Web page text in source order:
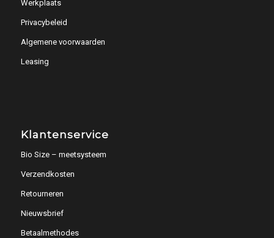
Werkplaats
Privacybeleid
Algemene voorwaarden
Leasing
Klantenservice
Bio Size – meetsysteem
Verzendkosten
Retourneren
Nieuwsbrief
Betaalmethodes